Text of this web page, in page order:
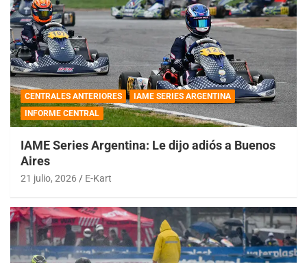
CENTRALES ANTERIORES
IAME SERIES ARGENTINA
INFORME CENTRAL
IAME Series Argentina: Le dijo adiós a Buenos
Aires
21 julio, 2026 E-Kart